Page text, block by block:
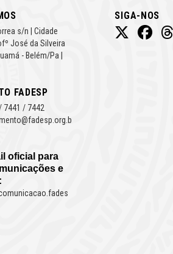
s/n | Cidade
José da Silveira
- Belém/Pa |
FADESP
7441 / 7442
oficial para
e
SIGA-NOS